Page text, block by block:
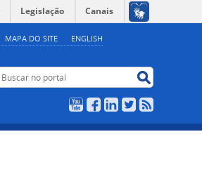
MAPA DO SITE ENGLISH
Legislação Canais
Buscar no portal
YouTubeFacebookLinkedIn
Twitter